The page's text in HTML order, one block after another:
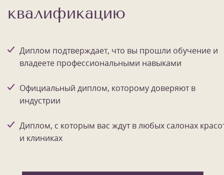
квалификацию
Диплом подтверждает, что вы прошли обучение и
владеете профессиональными навыками
Официальный диплом, которому доверяют в
индустрии
Диплом, с которым вас ждут в любых салонах
и клиниках